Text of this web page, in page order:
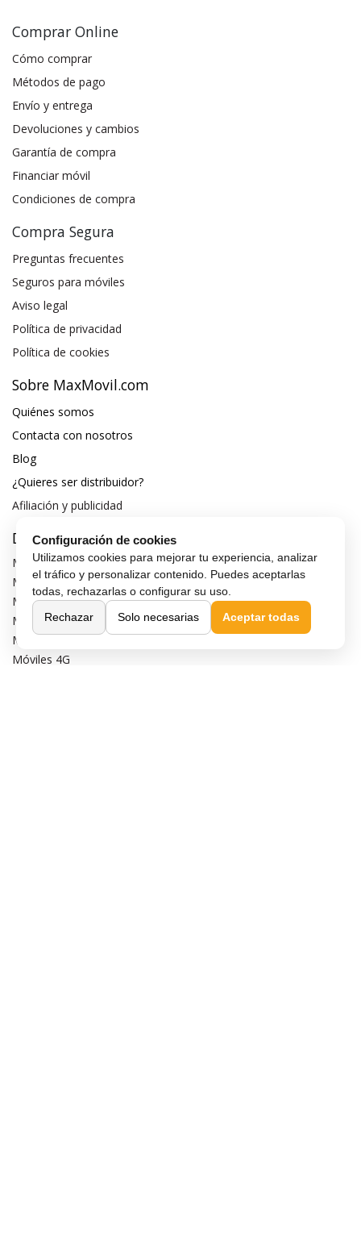
Comprar Online
Cómo comprar
Métodos de pago
Envío y entrega
Devoluciones y cambios
Garantía de compra
Financiar móvil
Condiciones de compra
Compra Segura
Preguntas frecuentes
Seguros para móviles
Aviso legal
Política de privacidad
Política de cookies
Sobre MaxMovil.com
Quiénes somos
Contacta con nosotros
Blog
¿Quieres ser distribuidor?
Afiliación y publicidad
Destacados
Móviles de gama alta
Móviles con buena cámara
Móviles sin marcos
Móviles de 6 pulgadas
Móviles todoterreno
Móviles 4G
Configuración de cookies
Utilizamos cookies para mejorar tu experiencia, analizar
el tráfico y personalizar contenido. Puedes aceptarlas
todas, rechazarlas o configurar su uso.
Rechazar
Solo necesarias Aceptar todas